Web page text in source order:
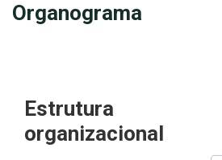
ASSOCIADOS
RCA
INTEGRIDADE
Organograma
Estrutura
organizacional